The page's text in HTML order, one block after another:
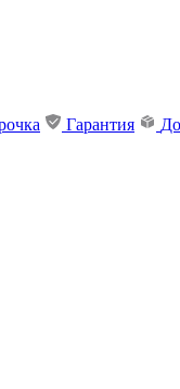
Гарантия